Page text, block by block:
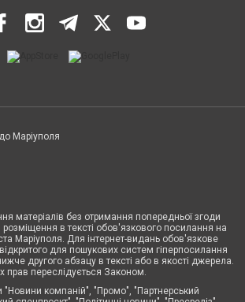
Маріуполя
матеріалів без отримання попередньої згоди
в тексті обов'язкового посилання на
Маріуполя. Для інтернет-видань обов'язкове
для пошукових систем гіперпосилання
другого абзацу в тексті або в якості джерела.
прав переслідується Законом.
"Новини компаній", "Промо", "Партнерський